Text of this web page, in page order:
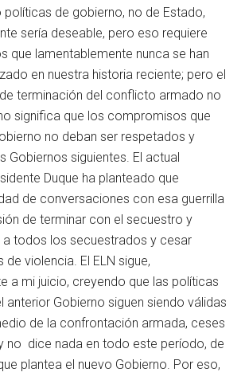
políticas de gobierno, no de Estado,
sería deseable, pero eso requiere
que lamentablemente nunca se han
en nuestra historia reciente; pero el
terminación del conflicto armado no
significa que los compromisos que
no deban ser respetados y
Gobiernos siguientes. El actual
Duque ha planteado que
de conversaciones con esa guerrilla
de terminar con el secuestro y
a todos los secuestrados y cesar
violencia. El ELN sigue,
a mi juicio, creyendo que las políticas
anterior Gobierno siguen siendo válidas
de la confrontación armada, ceses
no dice nada en todo este período, de
plantea el nuevo Gobierno. Por eso,